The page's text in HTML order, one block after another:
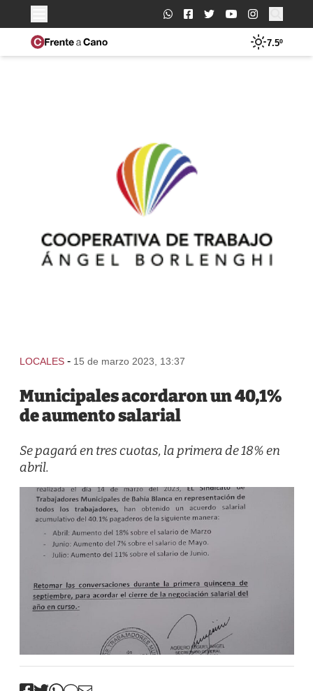
Buscar:
7.5º
LOCALES - 15 de marzo 2023, 13:37
Municipales acordaron un 40,1%
de aumento salarial
Se pagará en tres cuotas, la primera de 18% en
abril.